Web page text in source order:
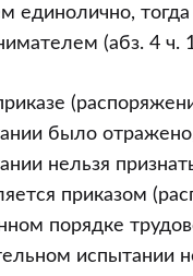
единолично,
(абз. 4 ч.
было
нельзя
приказом
порядке
испытании